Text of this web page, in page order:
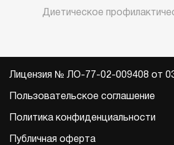
Диетическое
Лицензия № ЛО-77-02-009408 от
Пользовательское соглашение
Политика конфиденциальности
Публичная оферта